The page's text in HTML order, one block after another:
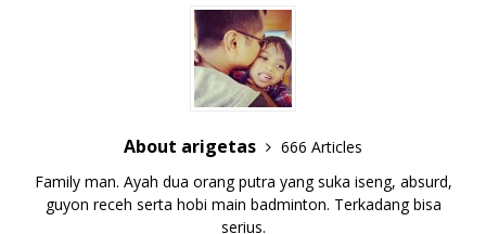
About arigetas
666 Articles
Family man. Ayah dua orang putra yang suka iseng, absurd,
guyon receh serta hobi main badminton. Terkadang bisa
serius.